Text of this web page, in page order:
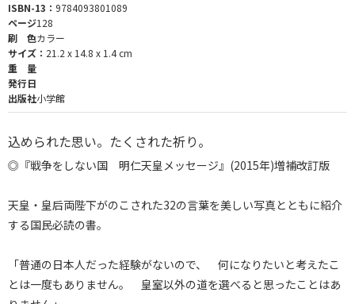
ISBN-13： 9784093801089
ページ128
刷 色カラー
サイズ： 21.2 x 14.8 x 1.4 cm
重 量
発行日
出版社小学館
込められた思い。たくされた祈り。
◎『戦争をしない国 明仁天皇メッセージ』(2015年)増補改訂版
天皇・皇后両陛下がのこされた32の言葉を美しい写真とともに紹介
する国民必読の書。
「普通の日本人だった経験がないので、 何になりたいと考えたこ
とは一度もありません。 皇室以外の道を選べると思ったことはあ